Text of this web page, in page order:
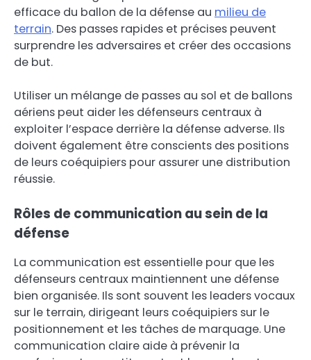
efficace du ballon de la défense au milieu de
terrain. Des passes rapides et précises peuvent
surprendre les adversaires et créer des occasions
de but.
Utiliser un mélange de passes au sol et de ballons
aériens peut aider les défenseurs centraux à
exploiter l’espace derrière la défense adverse. Ils
doivent également être conscients des positions
de leurs coéquipiers pour assurer une distribution
réussie.
Rôles de communication au sein de la
défense
La communication est essentielle pour que les
défenseurs centraux maintiennent une défense
bien organisée. Ils sont souvent les leaders vocaux
sur le terrain, dirigeant leurs coéquipiers sur le
positionnement et les tâches de marquage. Une
communication claire aide à prévenir la